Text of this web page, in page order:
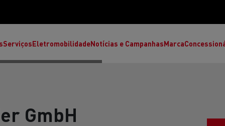
ServiçosEletromobilidadeNotícias e CampanhasMarca
GmbH